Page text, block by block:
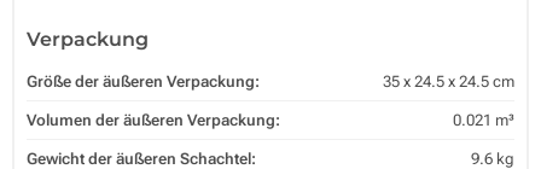
Verpackung
Größe der äußeren Verpackung: 35 x 24.5 x 24.5 cm
Volumen der äußeren Verpackung: 0.021 m³
Gewicht der äußeren Schachtel: 9.6 kg